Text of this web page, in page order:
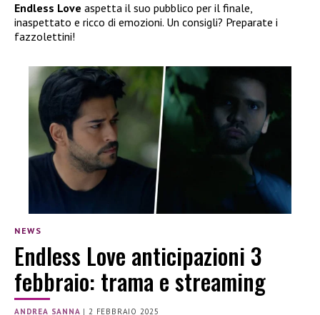
Endless Love aspetta il suo pubblico per il finale,
inaspettato e ricco di emozioni. Un consigli? Preparate i
fazzolettini!
NEWS
Endless Love anticipazioni 3
febbraio: trama e streaming
ANDREA SANNA | 2 FEBBRAIO 2025